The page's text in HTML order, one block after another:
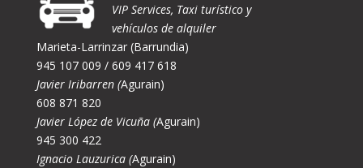
VIP Services, Taxi turístico y
vehículos de alquiler
Marieta-Larrinzar (Barrundia)
945 107 009 / 609 417 618
Javier Iribarren (Agurain)
608 871 820
Javier López de Vicuña (Agurain)
945 300 422
Ignacio Lauzurica (Agurain)